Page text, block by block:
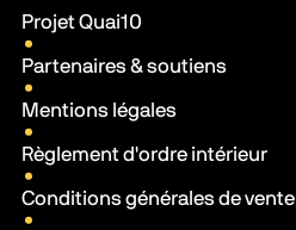
Liens pratiques
Projet Quai10
Partenaires & soutiens
Mentions légales
Règlement d'ordre intérieur
Conditions générales de vente